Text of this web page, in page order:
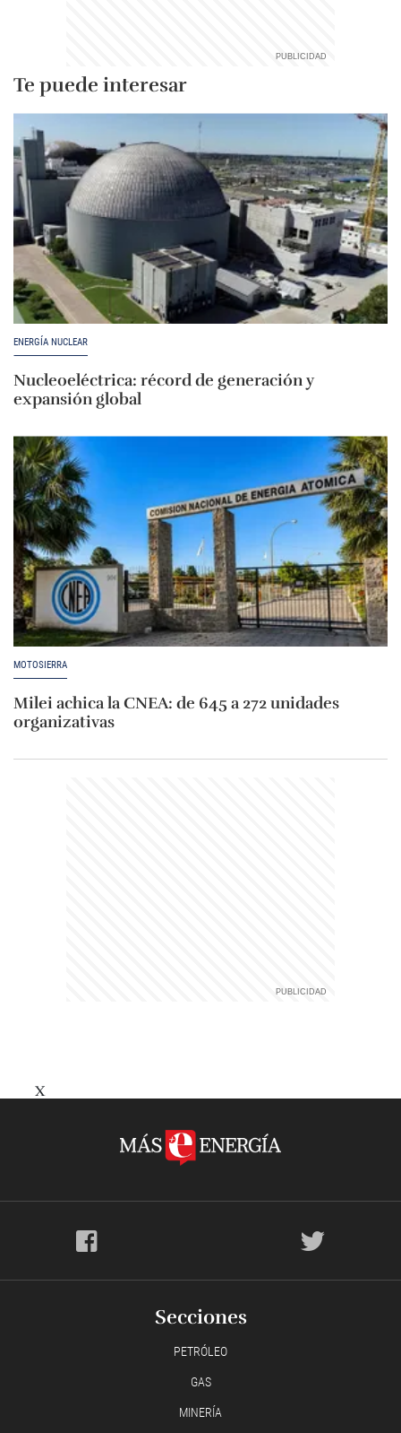
Te puede interesar
ENERGÍA NUCLEAR
Nucleoeléctrica: récord de generación y
expansión global
MOTOSIERRA
Milei achica la CNEA: de 645 a 272 unidades
organizativas
X
Secciones
PETRÓLEO
GAS
MINERÍA